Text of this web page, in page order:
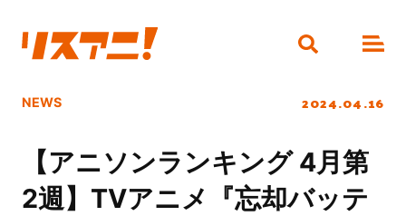
NEWS 2024.04.16
【アニソンランキング 4月第
2週】TVアニメ『忘却バッテ